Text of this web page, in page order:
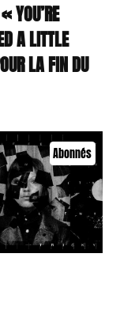
YOU’RE
A LITTLE
LA FIN DU
Abonnés